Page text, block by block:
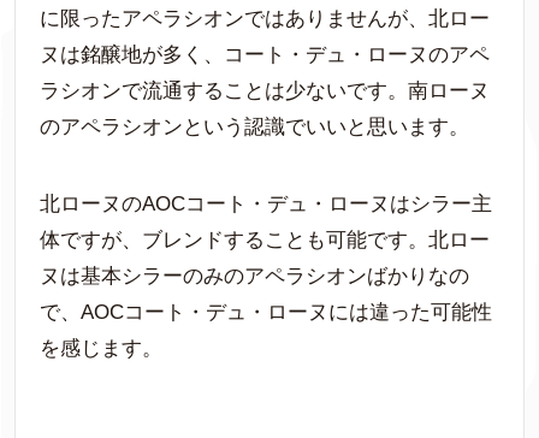
に限ったアペラシオンではありませんが、北ロー
ヌは銘醸地が多く、コート・デュ・ローヌのアペ
ラシオンで流通することは少ないです。南ローヌ
のアペラシオンという認識でいいと思います。
北ローヌのAOCコート・デュ・ローヌはシラー主
体ですが、ブレンドすることも可能です。北ロー
ヌは基本シラーのみのアペラシオンばかりなの
で、AOCコート・デュ・ローヌには違った可能性
を感じます。